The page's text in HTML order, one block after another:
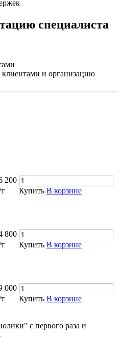
специалиста
и организацию
200
Купить В корзине
800
Купить В корзине
000
Купить В корзине
с первого раза и